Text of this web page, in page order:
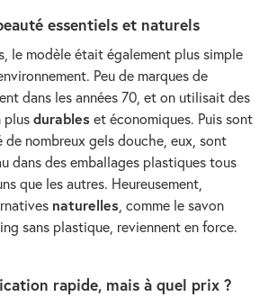
essentiels et naturels
le modèle était également plus simple
Peu de marques de
dans les années 70, et on utilisait des
plus durables et économiques. Puis sont
de nombreux gels douche, eux, sont
dans des emballages plastiques tous
que les autres. Heureusement,
naturelles, comme le savon
sans plastique, reviennent en force.
rapide, mais à quel prix ?